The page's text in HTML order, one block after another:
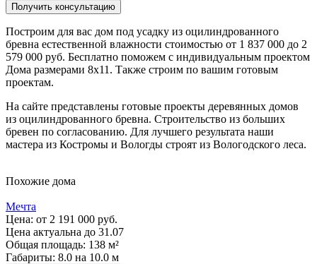
Получить консультацию
Построим для вас дом под усадку из оцилиндрованного
бревна естественной влажности стоимостью от 1 837 000 до 2
579 000 руб. Бесплатно поможем с индивидуальным проектом
Дома размерами 8х11. Также строим по вашим готовым
проектам.
На сайте представлены готовые проекты деревянных домов
из оцилиндрованного бревна. Строительство из больших
бревен по согласованию. Для лучшего результата наши
мастера из Костромы и Вологды строят из Вологодского леса.
Похожие дома
Мечта
Цена: от 2 191 000 руб.
Цена актуальна до 31.07
Общая площадь: 138 м²
Габариты: 8.0 на 10.0 м